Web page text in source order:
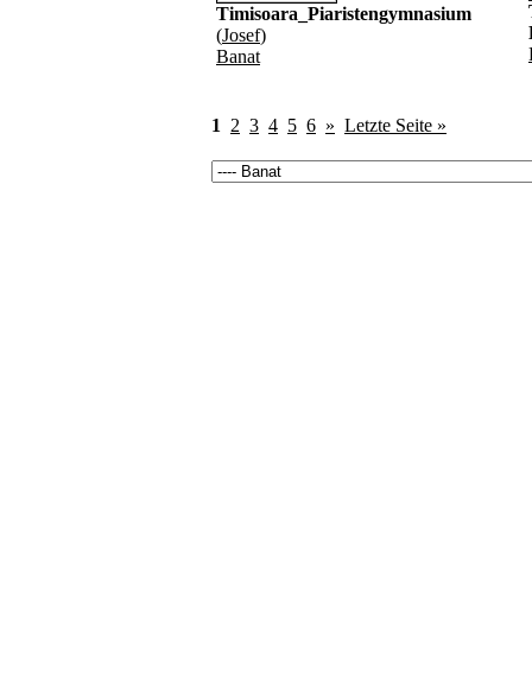
Timisoara_Piaristengymnasium
(Josef)
Banat
1 2 3 4 5 6 » Letzte Seite »